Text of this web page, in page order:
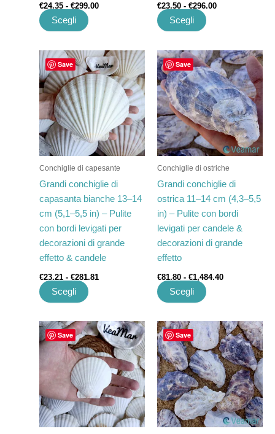
€24.35 - €299.00
Scegli
€23.50 - €296.00
Scegli
Save
Conchiglie di capesante
Grandi conchiglie di
capasanta bianche 13–14
cm (5,1–5,5 in) – Pulite
con bordi levigati per
decorazioni di grande
effetto & candele
€23.21 - €281.81
Fascia
di
prezzo:
da
€23.21
a
€281.81
Scegli
Questo
prodotto
ha
più
varianti.
Le
opzioni
essere
scelte
nella
pagina
del
prodotto
Save
Conchiglie di ostriche
Grandi conchiglie di
ostrica 11–14 cm (4,3–5,5
in) – Pulite con bordi
levigati per candele &
decorazioni di grande
effetto
€81.80 - €1,484.40
Fascia
di
prezzo:
da
€81.80
a
€1,484.40
Scegli
Questo
prodotto
ha
più
varianti.
Le
opzioni
scelte
nella
pagina
del
prodotto
Save
Fascia
di
prezzo:
da
€9.85
a
€119.60
Questo
prodotto
ha
varianti.
Le
opzioni
Save
Fascia
di
prezzo:
da
€16.23
a
€197.00
Questo
prodotto
ha
più
varianti.
Le
opzioni